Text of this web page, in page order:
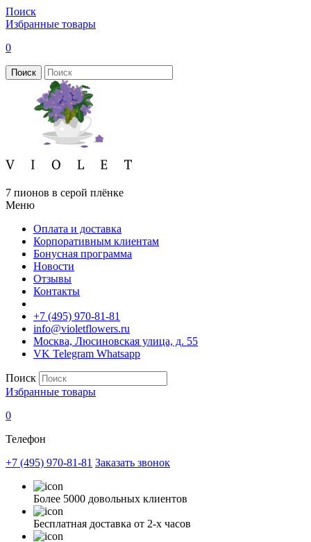
Поиск
Избранные товары
0
Поиск
7 пионов в серой плёнке
Меню
Оплата и доставка
Корпоративным клиентам
Бонусная программа
Новости
Отзывы
Контакты
+7 (495) 970-81-81
info@violetflowers.ru
Москва, Люсиновская улица, д. 55
VK Telegram Whatsapp
Поиск
Избранные товары
0
Телефон
+7 (495) 970-81-81 Заказать звонок
Более 5000 довольных клиентов
Бесплатная доставка от 2-х часов